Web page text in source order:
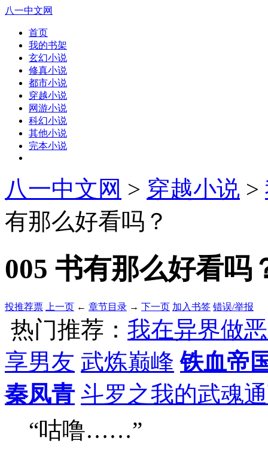
八一中文网
首页
我的书架
玄幻小说
修真小说
都市小说
穿越小说
网游小说
科幻小说
其他小说
完本小说
八一中文网 > 穿越小说 >
有那么好看吗？
005 书有那么好看吗
投推荐票 上一页 ← 章节目录 → 下一页 加入书签 错误/举报
热门推荐： 我在异界做
享男友 武炼巅峰 铁血帝
秦凤青 斗罗之我的武魂
“咕噜……”